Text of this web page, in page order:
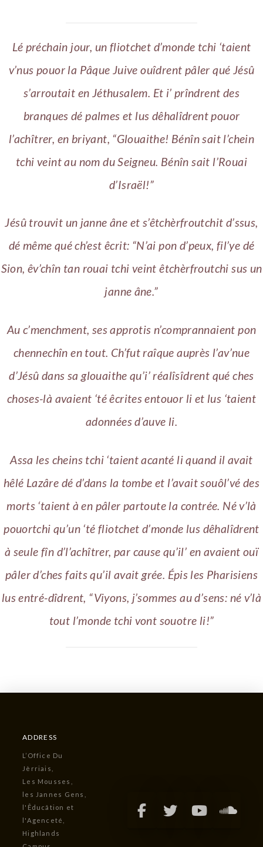
Lé préchain jour, un fliotchet d’monde tchi ‘taient
v’nus pouor la Pâque Juive ouîdrent pâler qué Jésû
s’arroutait en Jéthusalem. Et i’ prîndrent des
branques dé palmes et lus dêhalîdrent pouor
l’achîtrer, en briyant, “Glouaithe! Bénîn sait l’chein
tchi veint au nom du Seigneu. Bénîn sait l’Rouai
d’Israël!”
Jésû trouvit un janne âne et s’êtchèrfroutchit d’ssus,
dé même qué ch’est êcrit: “N’ai pon d’peux, fil’ye dé
Sion, êv’chîn tan rouai tchi veint êtchèrfroutchi sus un
janne âne.”
Au c’menchment, ses approtis n’comprannaient pon
chennechîn en tout. Ch’fut raîque auprès l’av’nue
d’Jésû dans sa glouaithe qu’i’ réalîsîdrent qué ches
choses-là avaient ‘té êcrites entouor li et lus ‘taient
adonnées d’auve li.
Assa les cheins tchi ‘taient acanté li quand il avait
hêlé Lazâre dé d’dans la tombe et l’avait souôl’vé des
morts ‘taient à en pâler partoute la contrée. Né v’là
pouortchi qu’un ‘té fliotchet d’monde lus dêhalîdrent
à seule fîn d’l’achîtrer, par cause qu’il’ en avaient ouï
pâler d’ches faits qu’il avait grée. Épis les Pharisiens
lus entré-dîdrent, “Viyons, j’sommes au d’sens: né v’là
tout l’monde tchi vont souotre li!”
ADDRESS
L’Office Du
Jèrriais,
Les Mousses,
les Jannes Gens,
l'Êducâtion et
l'Agenceté,
Highlands